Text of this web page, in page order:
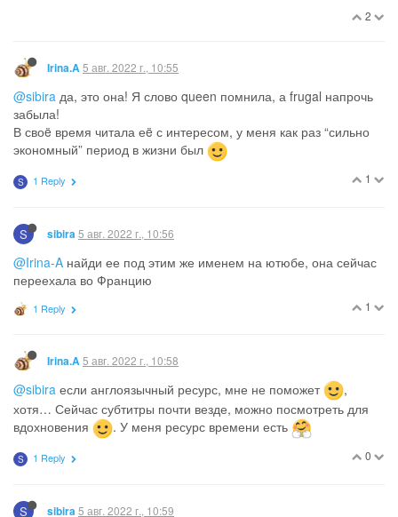
2
Irina.A5 авг. 2022 г., 10:55
@sibira да, это она! Я слово queen помнила, а frugal напрочь
забыла!
В своë время читала еë с интересом, у меня как раз “сильно
экономный” период в жизни был
1
S 1 Reply
S sibira 5 авг. 2022 г., 10:56
@Irina-A найди ее под этим же именем на ютюбе, она сейчас
переехала во Францию
1
1 Reply
Irina.A5 авг. 2022 г., 10:58
@sibira если англоязычный ресурс, мне не поможет
,
хотя… Сейчас субтитры почти везде, можно посмотреть для
вдохновения
. У меня ресурс времени есть
0
S 1 Reply
S sibira 5 авг. 2022 г., 10:59